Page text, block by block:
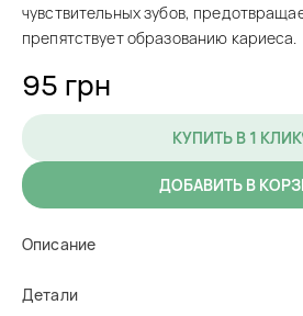
чувствительных зубов,
препятствует образованию кариеса.
95 грн
КУПИТЬ В 1 КЛИК
ДОБАВИТЬ В
Описание
Детали